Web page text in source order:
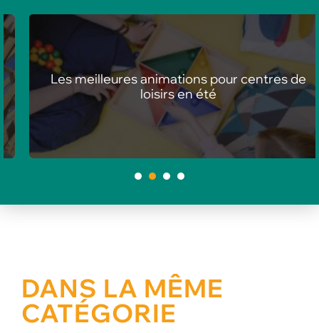
Les meilleures animations pour centres de
loisirs en été
DANS LA MÊME
CATÉGORIE